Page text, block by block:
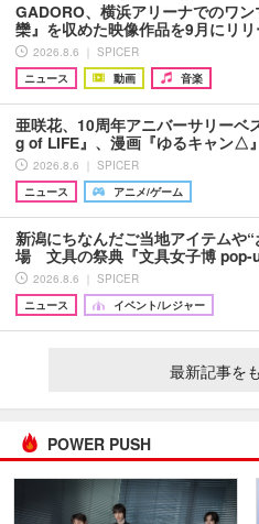
GADORO、横浜アリーナでのワ
欒』を収めた映像作品を9月にリ
2026.8.6 ｜ SPICER
ニュース
動画 音楽
亜咲花、10周年アニバーサリーベ
g of LIFE』、漫画『ゆるキャン△
2026.8.6 ｜ SPICER
ニュース
アニメ/ゲーム
新潟にちなんだご当地アイテムや
場 文具の祭典『文具女子博
2026.8.6 ｜ SPICER
ニュース
イベント/レジャー
最新記事を
POWER PUSH